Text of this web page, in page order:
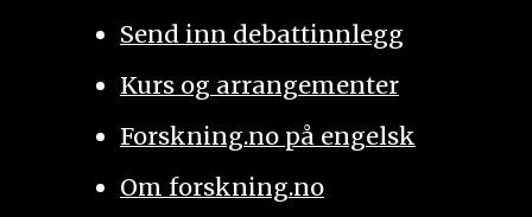
Send inn debattinnlegg
Kurs og arrangementer
Forskning.no på engelsk
Om forskning.no